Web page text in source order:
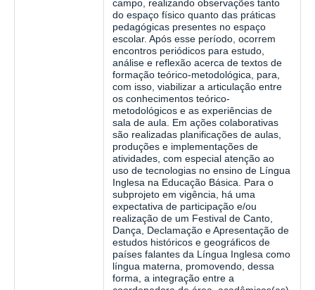
campo, realizando observações tanto
do espaço físico quanto das práticas
pedagógicas presentes no espaço
escolar. Após esse período, ocorrem
encontros periódicos para estudo,
análise e reflexão acerca de textos de
formação teórico-metodológica, para,
com isso, viabilizar a articulação entre
os conhecimentos teórico-
metodológicos e as experiências de
sala de aula. Em ações colaborativas
são realizadas planificações de aulas,
produções e implementações de
atividades, com especial atenção ao
uso de tecnologias no ensino de Língua
Inglesa na Educação Básica. Para o
subprojeto em vigência, há uma
expectativa de participação e/ou
realização de um Festival de Canto,
Dança, Declamação e Apresentação de
estudos históricos e geográficos de
países falantes da Língua Inglesa como
língua materna, promovendo, dessa
forma, a integração entre a